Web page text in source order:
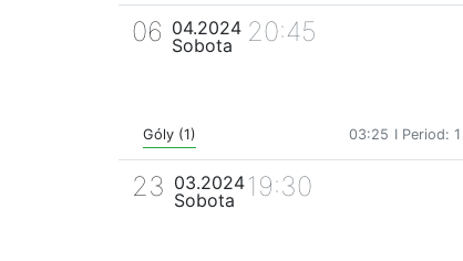
06 04.2024
Sobota
20:45
Góly (1) 03:25 I Period: 1
23 03.2024
Sobota
19:30